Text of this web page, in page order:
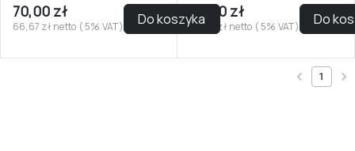
70,00 zł
66,67 zł netto ( 5% VAT) Do koszyka69,90 zł
66,57 zł netto ( 5% VAT) Do
1